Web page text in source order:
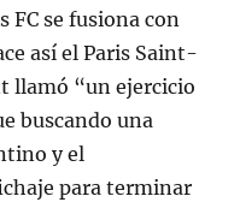
FC se fusiona con
así el Paris Saint-
llamó “un ejercicio
buscando una
y el
para terminar